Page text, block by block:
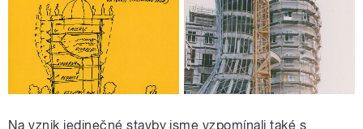
Na vznik jedinečné stavby jsme vzpomínali také s